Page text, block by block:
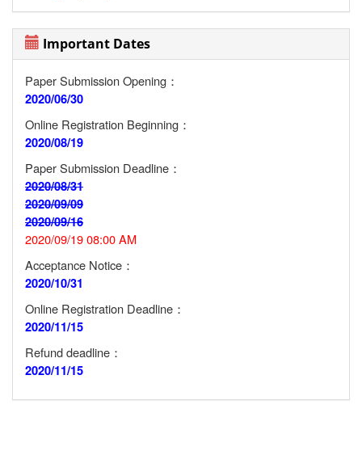
Important Dates
Paper Submission Opening：
2020/06/30
Online Registration Beginning：
2020/08/19
Paper Submission Deadline：
2020/08/31
2020/09/09
2020/09/16
2020/09/19 08:00 AM
Acceptance Notice：
2020/10/31
Online Registration Deadline：
2020/11/15
Refund deadline：
2020/11/15